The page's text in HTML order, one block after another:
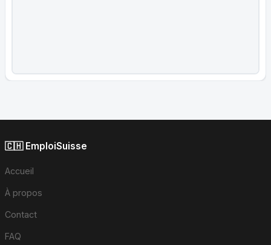
🇨🇭 EmploiSuisse
Accueil
À propos
Contact
FAQ